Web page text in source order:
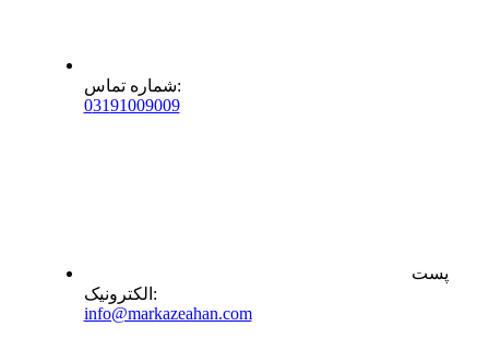
شماره تماس:
03191009009
پست
الکترونیک :
info@markazeahan.com